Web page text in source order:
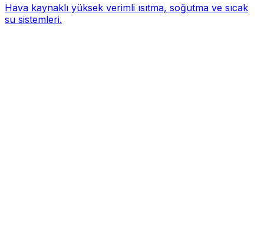
Hava kaynaklı yüksek verimli ısıtma, soğutma ve sıcak
su sistemleri.